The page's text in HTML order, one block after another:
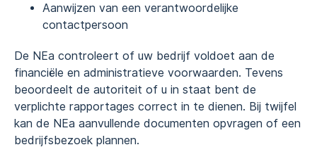
Aanwijzen van een verantwoordelijke
contactpersoon
De NEa controleert of uw bedrijf voldoet aan de
financiële en administratieve voorwaarden. Tevens
beoordeelt de autoriteit of u in staat bent de
verplichte rapportages correct in te dienen. Bij twijfel
kan de NEa aanvullende documenten opvragen of een
bedrijfsbezoek plannen.